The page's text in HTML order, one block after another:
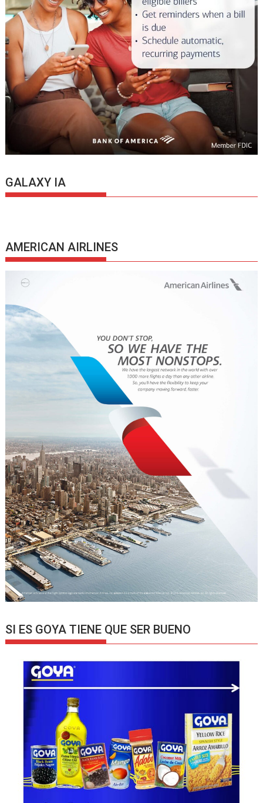
GALAXY IA
AMERICAN AIRLINES
SI ES GOYA TIENE QUE SER BUENO